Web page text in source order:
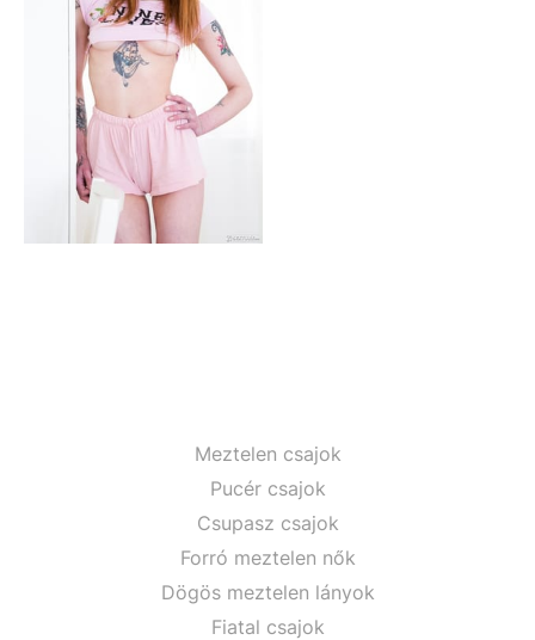
Meztelen csajok
Pucér csajok
Csupasz csajok
Forró meztelen nők
Dögös meztelen lányok
Fiatal csajok